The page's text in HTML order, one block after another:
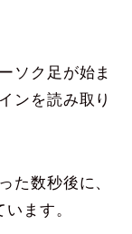
ソク足が始ま
ンを読み取り
た数秒後に、
ます。